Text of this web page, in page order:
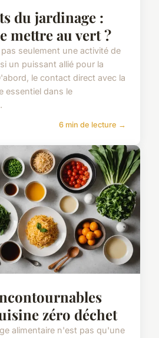
du jardinage :
mettre au vert ?
seulement une activité de
un puissant allié pour la
le contact direct avec la
essentiel dans le
6 min de lecture →
zéro déchet
alimentaire n'est pas qu'une